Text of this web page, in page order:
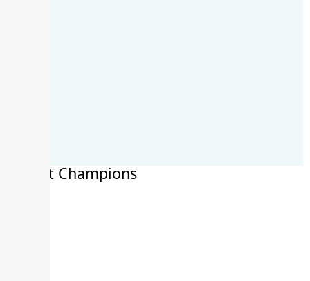
Recent Champions